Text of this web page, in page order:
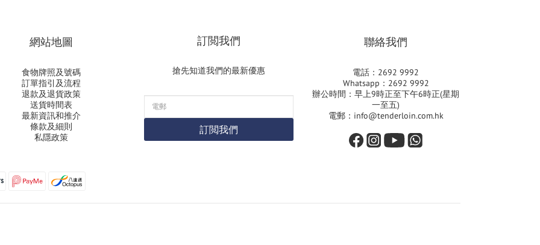
網站地圖
食物牌照及號碼
訂單指引及流程
退款及退貨政策
送貨時間表
最新資訊和推介
條款及細則
私隱政策
訂閲我們
搶先知道我們的最新優惠
訂閲我們
聯絡我們
電話：2692 9992
Whatsapp：2692 9992
辦公時間：早上9時正至下午6時正(星期
一至五)
電郵：info@tenderloin.com.hk